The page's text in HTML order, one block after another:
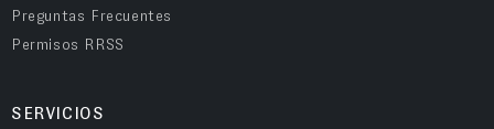
Preguntas Frecuentes
Permisos RRSS
SERVICIOS